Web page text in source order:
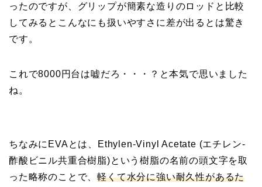
ったのですが、グリップが簡素な造りのロッドと比較
してみるとこんなにも扱いやすさに差が出るとは驚き
です。
これで8000円台は嘘だろ・・・？と本気で思いました
ね。
ちなみにEVAとは、Ethylen-Vinyl Acetate (エチレン-
酢酸ビニル共重合樹脂)という樹脂の名前の頭文字を取
った略称のことで、軽くて水分に強い耐久性があるた